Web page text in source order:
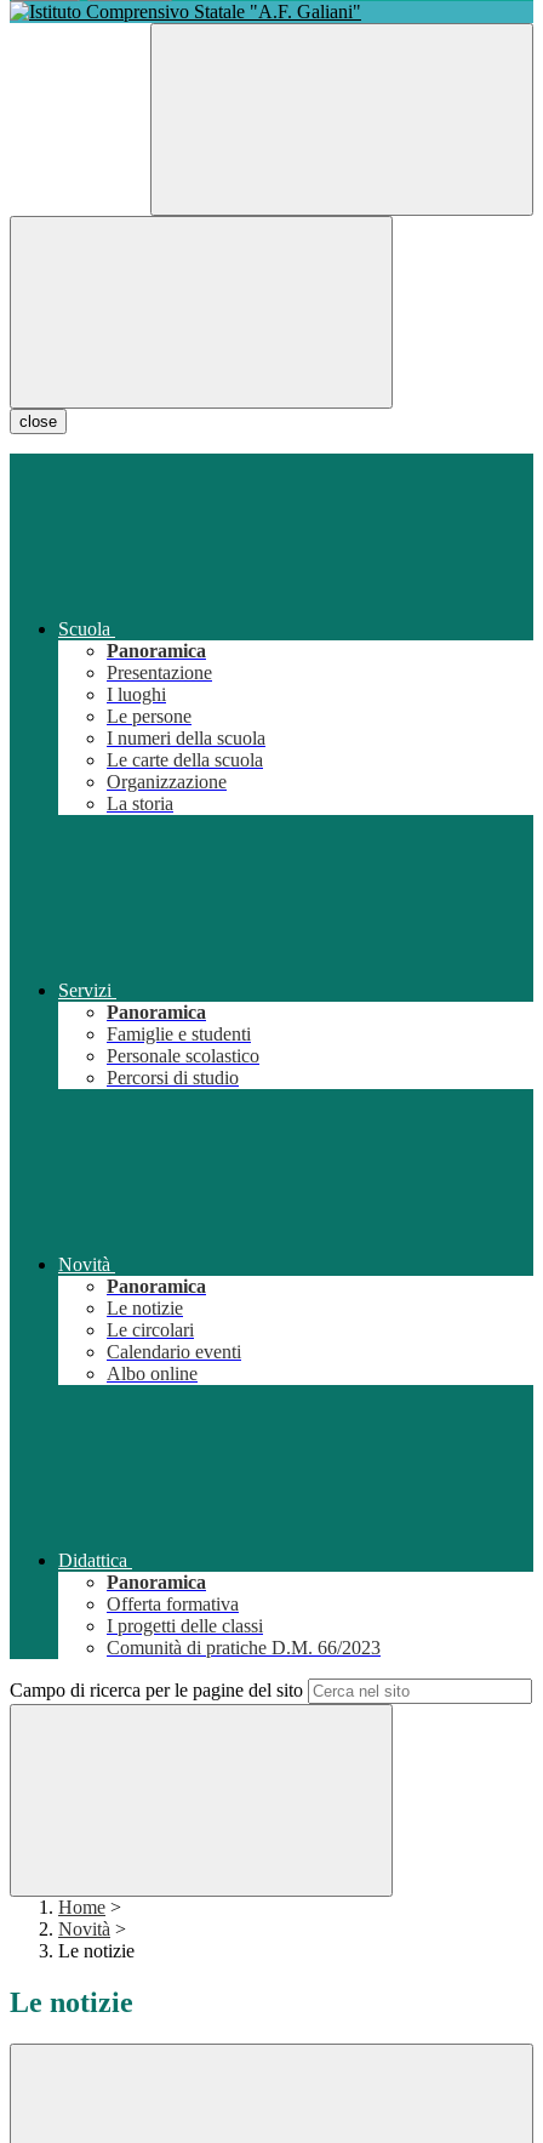
close
Scuola
Panoramica
Presentazione
I luoghi
Le persone
I numeri della scuola
Le carte della scuola
Organizzazione
La storia
Servizi
Panoramica
Famiglie e studenti
Personale scolastico
Percorsi di studio
Novità
Panoramica
Le notizie
Le circolari
Calendario eventi
Albo online
Didattica
Panoramica
Offerta formativa
I progetti delle classi
Comunità di pratiche D.M. 66/2023
Campo di ricerca per le pagine del sito
Home >
Novità >
Le notizie
Le notizie